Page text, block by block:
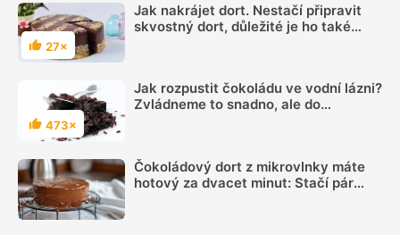
Hodnocení
27×
Jak nakrájet dort. Nestačí připravit
skvostný dort, důležité je ho také
Hodnocení
473×
Jak rozpustit čokoládu ve vodní lázni?
Zvládneme to snadno, ale do
Čokoládový dort z mikrovlnky máte
hotový za dvacet minut: Stačí pár